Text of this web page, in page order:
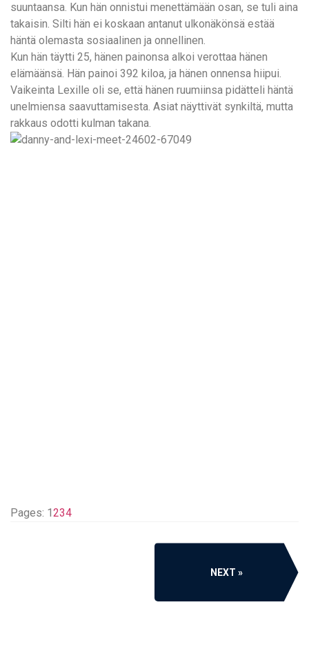
suuntaansa. Kun hän onnistui menettämään osan, se tuli aina
takaisin. Silti hän ei koskaan antanut ulkonäkönsä estää
häntä olemasta sosiaalinen ja onnellinen.
Kun hän täytti 25, hänen painonsa alkoi verottaa hänen
elämäänsä. Hän painoi 392 kiloa, ja hänen onnensa hiipui.
Vaikeinta Lexille oli se, että hänen ruumiinsa pidätteli häntä
unelmiensa saavuttamisesta. Asiat näyttivät synkiltä, mutta
rakkaus odotti kulman takana.
Pages: 1 234
NEXT